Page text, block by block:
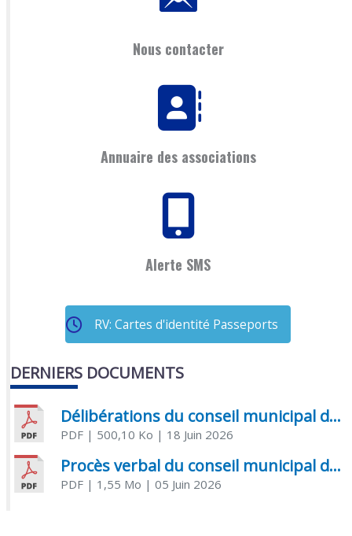
Nous contacter
Annuaire des associations
Alerte SMS
RV: Cartes d'identité Passeports
DERNIERS DOCUMENTS
Délibérations du conseil municipal du 18 juin 2026
PDF| 500,10 Ko | 18 Juin 2026
Procès verbal du conseil municipal du 05 juin 2026
PDF| 1,55 Mo | 05 Juin 2026